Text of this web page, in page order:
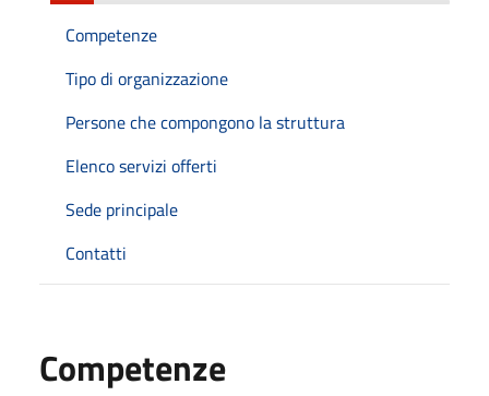
Competenze
Tipo di organizzazione
Persone che compongono la struttura
Elenco servizi offerti
Sede principale
Contatti
Competenze